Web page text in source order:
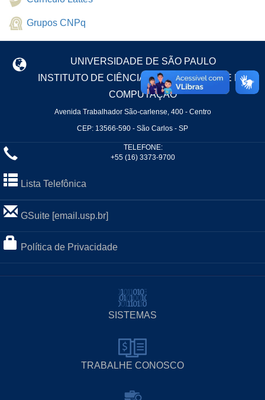
Grupos CNPq
UNIVERSIDADE DE SÃO PAULO
INSTITUTO DE CIÊNCIAS MATEMÁTICAS E DE
COMPUTAÇÃO
Avenida Trabalhador São-carlense, 400 - Centro
CEP: 13566-590 - São Carlos - SP
TELEFONE:
+55 (16) 3373-9700
Lista Telefônica
GSuite [email.usp.br]
Política de Privacidade
SISTEMAS
TRABALHE CONOSCO